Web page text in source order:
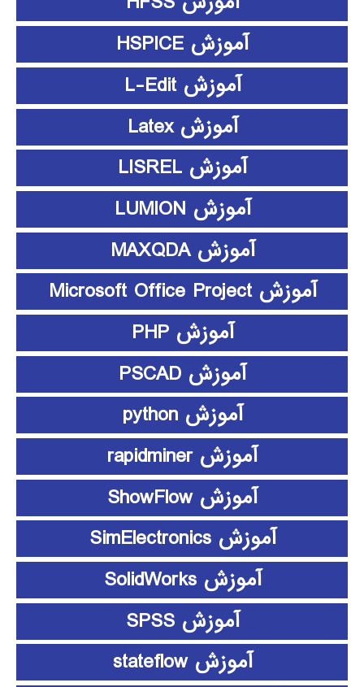
آموزش HSPICE
آموزش L-Edit
آموزش Latex
آموزش LISREL
آموزش LUMION
آموزش MAXQDA
آموزش Microsoft Office Project
آموزش PHP
آموزش PSCAD
آموزش python
آموزش rapidminer
آموزش ShowFlow
آموزش SimElectronics
آموزش SolidWorks
آموزش SPSS
آموزش stateflow